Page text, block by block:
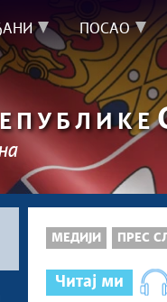
ПОСАО
ЕПУБЛИКЕ
МЕДИЈИ ПРЕС
Читај ми